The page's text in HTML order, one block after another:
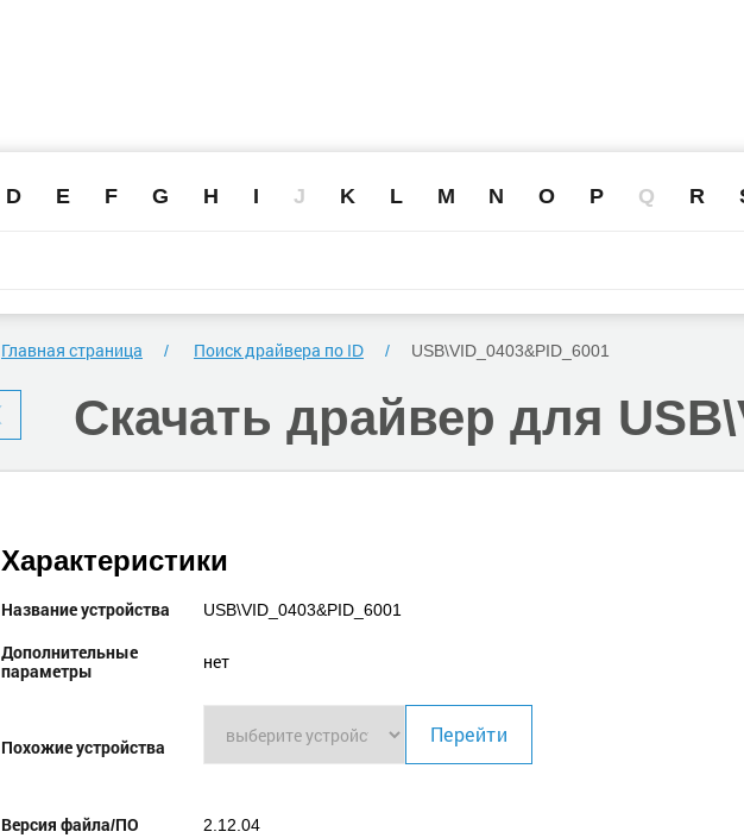
D E F G H I J K L M N O P Q R
Главная страница Поиск драйвера по ID USB\VID_0403&PID_6001
Скачать драйвер для
Характеристики
Название устройства USB\VID_0403&PID_6001
Дополнительные
параметры
нет
Похожие устройства
Перейти
Версия файла/ПО
2.12.04